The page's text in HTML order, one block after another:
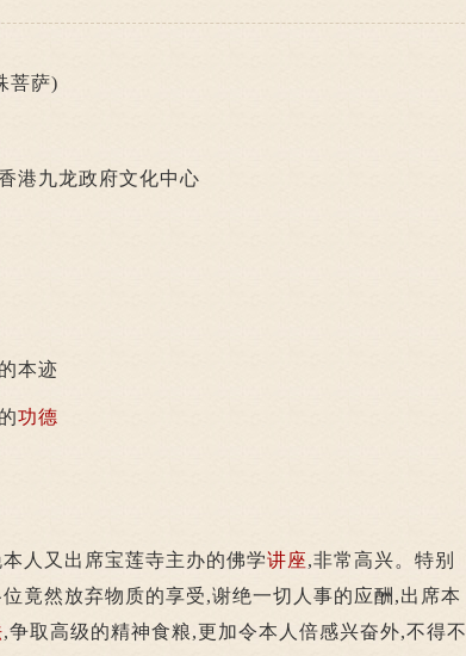
菩萨)
九龙政府文化中心
本迹
功德
本人又出席宝莲寺主办的佛学讲座,非常高兴。特别
竟然放弃物质的享受,谢绝一切人事的应酬,出席本
,争取高级的精神食粮,更加令本人倍感兴奋外,不得不